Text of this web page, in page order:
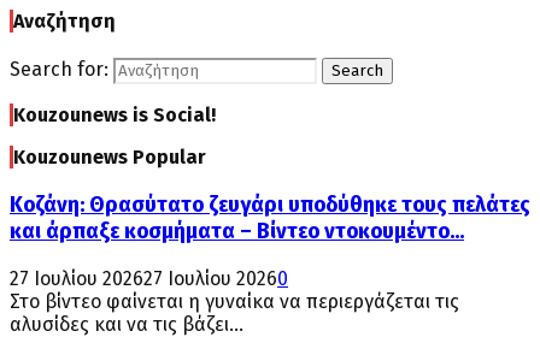
Αναζήτηση
Search for: Search
Kouzounews is Social!
Kouzounews Popular
Κοζάνη: Θρασύτατο ζευγάρι υποδύθηκε τους πελάτες
και άρπαξε κοσμήματα – Βίντεο ντοκουμέντο...
27 Ιουλίου 202627 Ιουλίου 20260
Στο βίντεο φαίνεται η γυναίκα να περιεργάζεται τις
αλυσίδες και να τις βάζει...